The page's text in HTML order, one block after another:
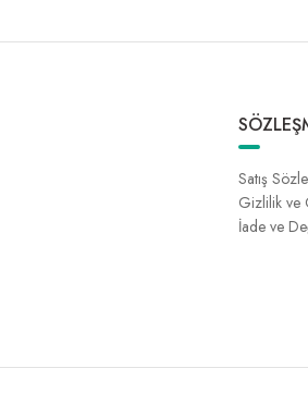
Satış
Gizlilik ve
İade ve